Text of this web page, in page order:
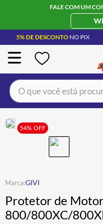
FALE COM UM
5% DE DESCONTO NO PIX
O que você está
54% OFF
GIVI
Protetor de
800/800XC/
1º CAPACETE LS2
BOTA
4º ÓCULOS SOLAR
5º LUVA
6º BAU